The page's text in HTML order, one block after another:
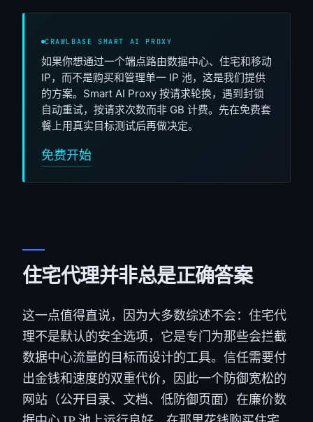
CRAWLBASE SMART AI PROXY
如果你想通过一个端点路由数据中心、住宅和移动
IP，而不是购买和管理单一 IP 池，这是我们提供
的方案。Smart AI Proxy 按请求轮换，遇到封锁
自动重试，按请求次数而非 GB 计费。先在免费套
餐上用真实目标测试后再做决定。
免费开始
住宅代理并非总是正确答案
这一点值得直说，因为大多数综述不会：住宅代
理不是默认的安全选项，它是专门为那些会拦截
数据中心流量的目标而设计的工具。信任需要付
出金钱和速度的双重代价，因此一个防御宽松的
网站（公开目录、文档、低防御页面）在廉价数